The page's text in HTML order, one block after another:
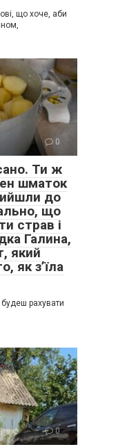
що хоче, аби
0
Ти ж
шматок
до
що
страв і
Галина,
який
як з’їла
рахувати
0